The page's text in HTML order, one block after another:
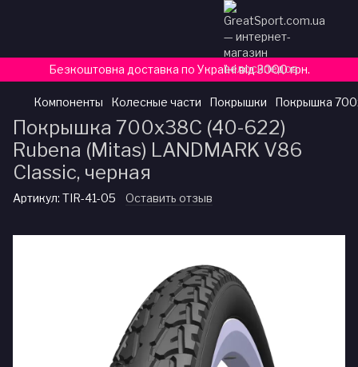
Безкоштовна доставка по Україні від 3000 грн.
Компоненты Колесные части Покрышки Покрышка
Покрышка 700x38C (40-622)
Rubena (Mitas) LANDMARK V86
Classic, черная
Артикул: TIR-41-05 Оставить отзыв